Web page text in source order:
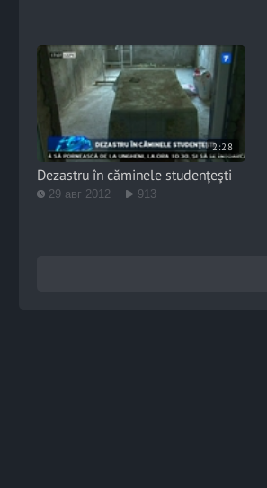
2:28
Dezastru în căminele studenţeşti
29 авг 2012 913